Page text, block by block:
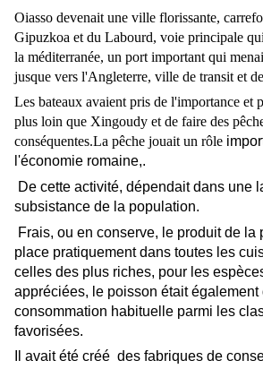
Oiasso devenait une ville florissante,
Gipuzkoa et du Labourd, voie principale
la méditerranée, un port important qui
jusque vers l'Angleterre, ville de transit et
Les bateaux avaient pris de l'importance et
plus loin que Xingoudy et de faire des
conséquentes.La pêche jouait un rôle
l'économie romaine,.
De cette activité, dépendait dans une
subsistance de la population.
Frais, ou en conserve, le produit de la
place pratiquement dans toutes les
celles des plus riches, pour les
appréciées, le poisson était également
consommation habituelle parmi les
favorisées.
Il avait été créé des fabriques de